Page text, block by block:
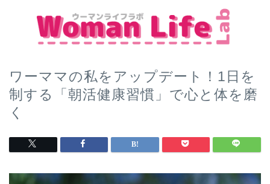
ワーママの私をアップデート！1日を
制する「朝活健康習慣」で心と体を磨
く